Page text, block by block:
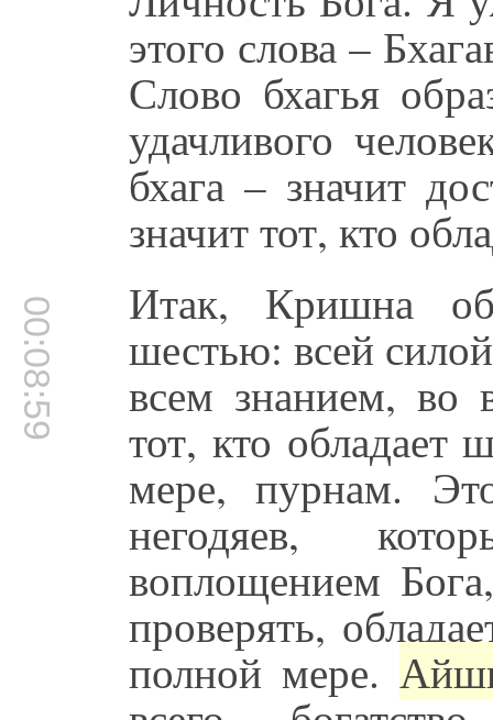
этого слова –
Слово бхагья
удачливого
бхага – значит
значит тот, кто
00:08:59 Итак, Кришна
шестью: всей
всем знанием, во
тот, кто обладает
мере, пурнам.
негодяев,
воплощением
проверять,
полной мере.